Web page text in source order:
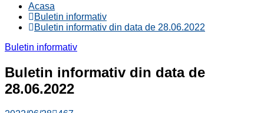
Acasa
Buletin informativ
Buletin informativ din data de 28.06.2022
Buletin informativ
Buletin informativ din data de
28.06.2022